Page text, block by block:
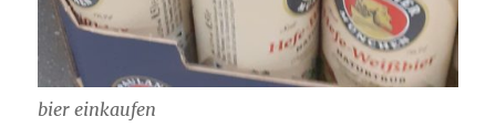
bier einkaufen